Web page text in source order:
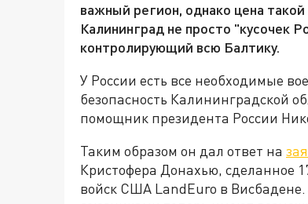
важный регион, однако цена
Калининград не просто "кусочек
контролирующий всю Балтику.
У России есть все необходимые
безопасность Калининградской
помощник президента России
Таким образом он дал ответ на
Кристофера Донахью, сделанное
войск США LandEuro в